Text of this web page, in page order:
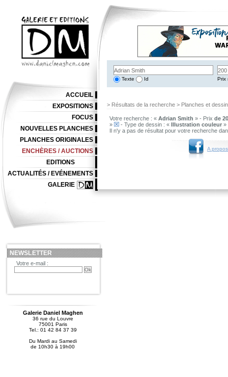
Texte Id Prix
> Résultats de la recherche > Planches et
Votre recherche : « Adrian Smith » - Prix de
»
- Type de dessin : « Illustration couleur »
Il n'y a pas de résultat pour votre recherche
A
ACCUEIL
EXPOSITIONS
FOCUS
NOUVELLES PLANCHES
PLANCHES ORIGINALES
ENCHÈRES / AUCTIONS
EDITIONS
ACTUALITÉS / EVÉNEMENTS
GALERIE
NEWSLETTER
Votre e-mail :
Galerie Daniel Maghen
36 rue du Louvre
75001 Paris
Tel.: 01 42 84 37 39
Du Mardi au Samedi
de 10h30 à 19h00